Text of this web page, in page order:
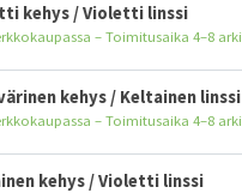
kehys / Violetti linssi
– Toimitusaika 4–8
kehys / Keltainen linssi
– Toimitusaika 4–8
kehys / Violetti linssi